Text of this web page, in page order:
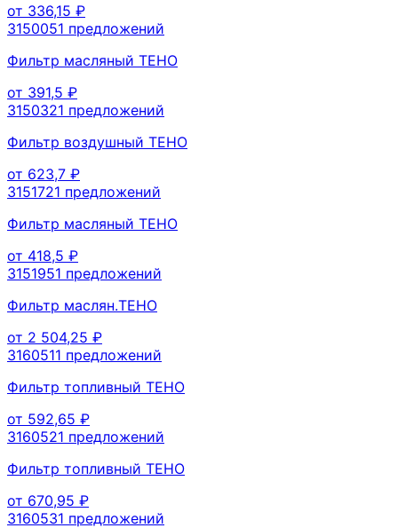
от 336,15 ₽
3150051 предложений
Фильтр масляный TEHO
от 391,5 ₽
3150321 предложений
Фильтр воздушный TEHO
от 623,7 ₽
3151721 предложений
Фильтр масляный TEHO
от 418,5 ₽
3151951 предложений
Фильтр маслян.TEHO
от 2 504,25 ₽
3160511 предложений
Фильтр топливный TEHO
от 592,65 ₽
3160521 предложений
Фильтр топливный TEHO
от 670,95 ₽
3160531 предложений